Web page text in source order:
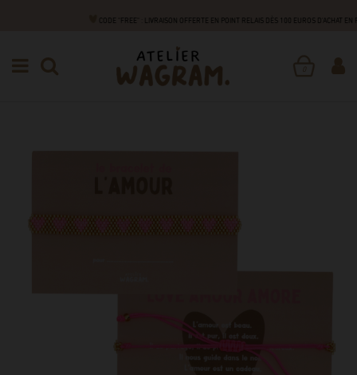
CODE "FREE" : LIVRAISON OFFERTE EN POINT RELAIS DÈS 100 EUROS D'ACHAT EN